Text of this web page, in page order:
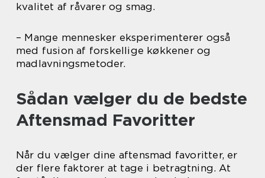
kvalitet af råvarer og smag.
– Mange mennesker eksperimenterer også
med fusion af forskellige køkkener og
madlavningsmetoder.
Sådan vælger du de bedste
Aftensmad Favoritter
Når du vælger dine aftensmad favoritter, er
der flere faktorer at tage i betragtning. At